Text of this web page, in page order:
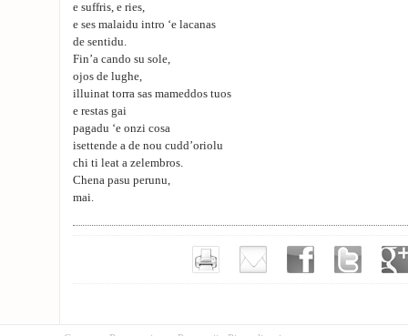
e suffris, e ries,
e ses malaidu intro ‘e lacanas
de sentidu.
Fin’a cando su sole,
ojos de lughe,
illuinat torra sas mameddos tuos
e restas gai
pagadu ‘e onzi cosa
isettende a de nou cudd’oriolu
chi ti leat a zelembros.
Chena pasu perunu,
mai.